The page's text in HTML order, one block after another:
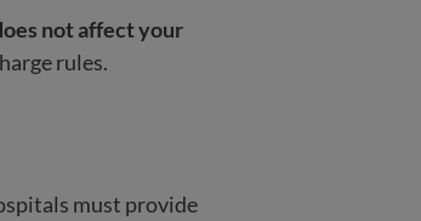
not affect your
rules.
must provide